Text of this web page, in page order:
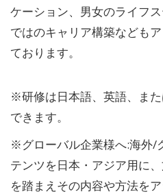
ケーション、男女のライフ
ではのキャリア構築なども
ております。
※研修は日本語、英語、ま
できます。
※グローバル企業様へ:海外/
テンツを日本・アジア用に
を踏まえその内容や方法を